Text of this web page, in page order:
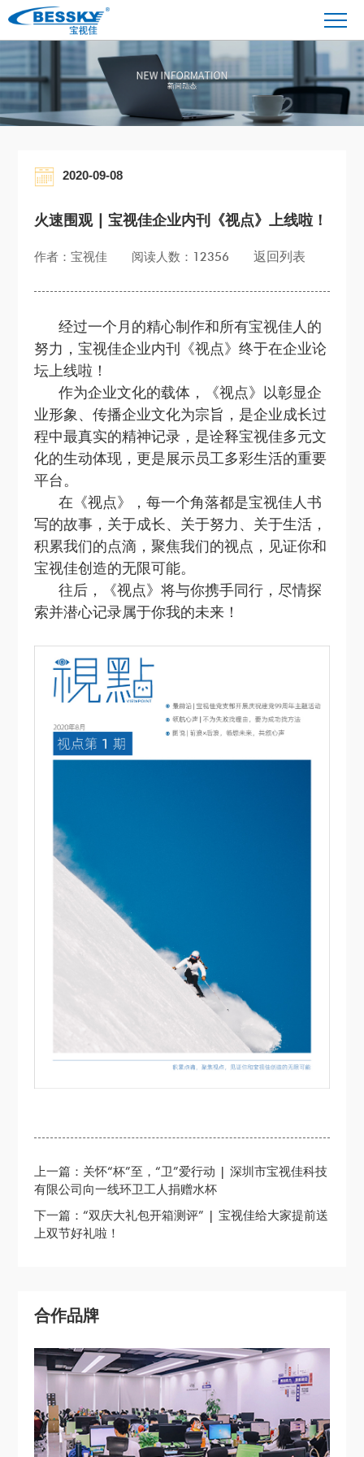
2020-09-08
火速围观 | 宝视佳企业内刊《视点》上线啦！
作者：宝视佳 阅读人数：12356 返回列表
经过一个月的精心制作和所有宝视佳人的
努力，宝视佳企业内刊《视点》终于在企业论
坛上线啦！
作为企业文化的载体，《视点》以彰显企
业形象、传播企业文化为宗旨，是企业成长过
程中最真实的精神记录，是诠释宝视佳多元文
化的生动体现，更是展示员工多彩生活的重要
平台。
在《视点》，每一个角落都是宝视佳人书
写的故事，关于成长、关于努力、关于生活，
积累我们的点滴，聚焦我们的视点，见证你和
宝视佳创造的无限可能。
往后，《视点》将与你携手同行，尽情探
索并潜心记录属于你我的未来！
上一篇：关怀“杯”至，“卫”爱行动 | 深圳市宝视佳科技
有限公司向一线环卫工人捐赠水杯
下一篇：“双庆大礼包开箱测评” | 宝视佳给大家提前送
上双节好礼啦！
合作品牌